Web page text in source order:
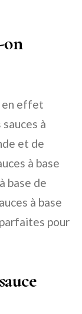
on
en effet
à
et de
à base
base de
à base
pour